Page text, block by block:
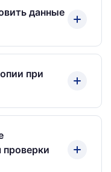
оценки объёмов
резервного
данные
от типа данных,
ситуации
при
по
этой
передаче по
Обсудим
проверки